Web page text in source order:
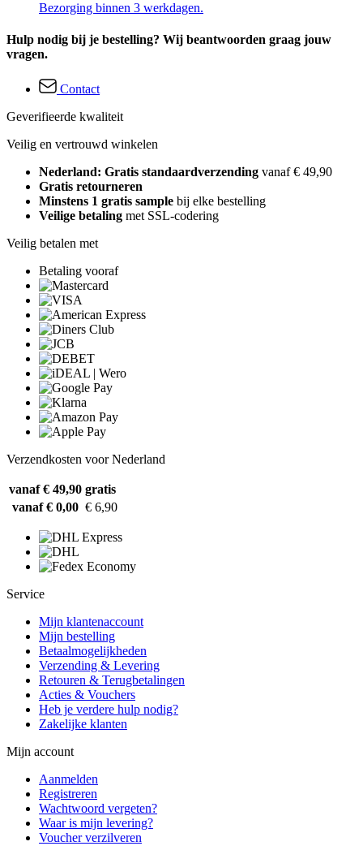
Bezorging binnen 3 werkdagen.
Hulp nodig bij je bestelling? Wij beantwoorden graag jouw
vragen.
Contact
Geverifieerde kwaliteit
Veilig en vertrouwd winkelen
Nederland: Gratis standaardverzending vanaf € 49,90
Gratis retourneren
Minstens 1 gratis sample bij elke bestelling
Veilige betaling met SSL-codering
Veilig betalen met
Betaling vooraf
Verzendkosten voor Nederland
vanaf € 49,90 gratis
vanaf € 0,00 € 6,90
Service
Mijn klantenaccount
Mijn bestelling
Betaalmogelijkheden
Verzending & Levering
Retouren & Terugbetalingen
Acties & Vouchers
Heb je verdere hulp nodig?
Zakelijke klanten
Mijn account
Aanmelden
Registreren
Wachtwoord vergeten?
Waar is mijn levering?
Voucher verzilveren